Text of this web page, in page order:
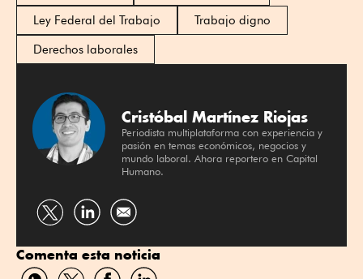
Ley Federal del Trabajo
Trabajo digno
Derechos laborales
Cristóbal Martínez Riojas
Periodista multiplataforma con experiencia y
pasión en temas económicos, negocios y
mundo laboral. Ahora reportero en Capital
Humano.
Compartir
Twitter
Compartir
Linkedin
Comenta esta noticia